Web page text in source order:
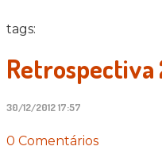
tags:
Retrospectiva
30/12/2012 17:57
0 Comentários